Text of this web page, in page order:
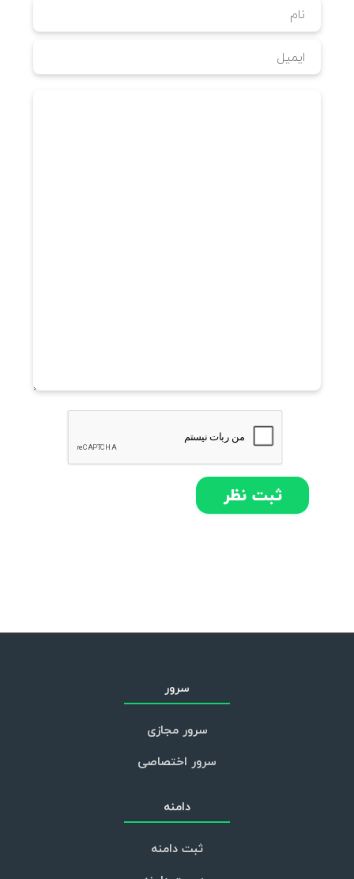
سرور
سرور مجازی
سرور اختصاصی
دامنه
ثبت دامنه